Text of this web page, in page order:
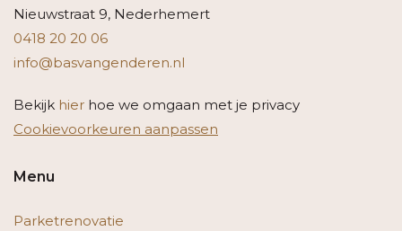
Nieuwstraat 9, Nederhemert
0418 20 20 06
info@basvangenderen.nl
Bekijk hier hoe we omgaan met je privacy
Cookievoorkeuren aanpassen
Menu
Parketrenovatie